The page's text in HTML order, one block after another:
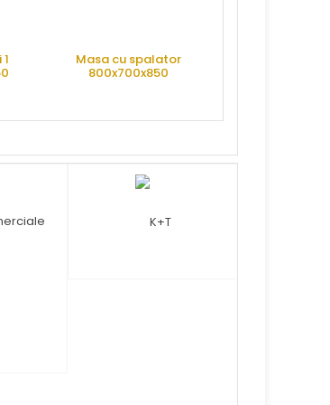
Masa cu spalator
800x700x850